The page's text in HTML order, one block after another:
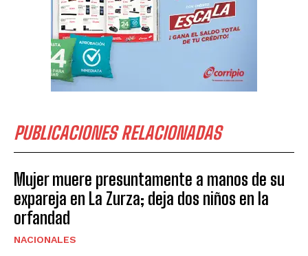
PUBLICACIONES RELACIONADAS
Mujer muere presuntamente a manos de su
expareja en La Zurza; deja dos niños en la
orfandad
NACIONALES